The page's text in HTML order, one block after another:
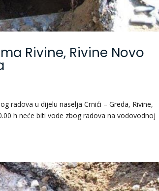
Rivine, Rivine Novo
radova u dijelu naselja Crnići – Greda, Rivine,
h neće biti vode zbog radova na vodovodnoj